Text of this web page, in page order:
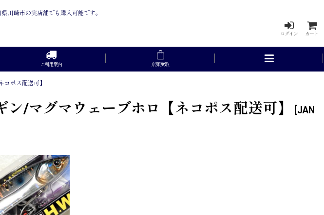
川崎市の実店舗でも購入可能です。
ログイン カート
ご利用案内 店頭受取
ポス配送可】
/マグマウェーブホロ【ネコポス配送可】
JAN